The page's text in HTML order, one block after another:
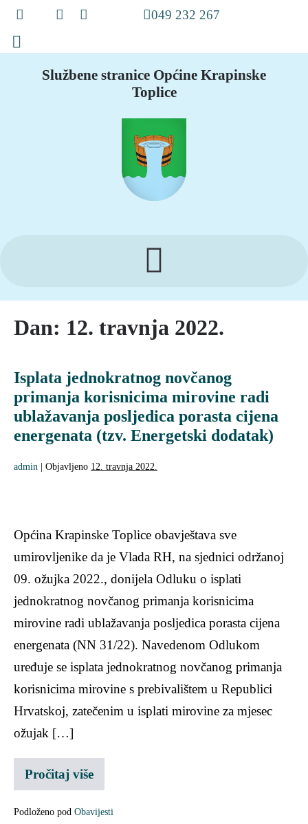
049 232 267
Službene stranice Općine Krapinske
Toplice
Dan: 12. travnja 2022.
Isplata jednokratnog novčanog
primanja korisnicima mirovine radi
ublažavanja posljedica porasta cijena
energenata (tzv. Energetski dodatak)
admin | Objavljeno 12. travnja 2022.
Općina Krapinske Toplice obavještava sve
umirovljenike da je Vlada RH, na sjednici održanoj
09. ožujka 2022., donijela Odluku o isplati
jednokratnog novčanog primanja korisnicima
mirovine radi ublažavanja posljedica porasta cijena
energenata (NN 31/22). Navedenom Odlukom
uređuje se isplata jednokratnog novčanog primanja
korisnicima mirovine s prebivalištem u Republici
Hrvatskoj, zatečenim u isplati mirovine za mjesec
ožujak […]
Pročitaj više
Podloženo pod Obavijesti